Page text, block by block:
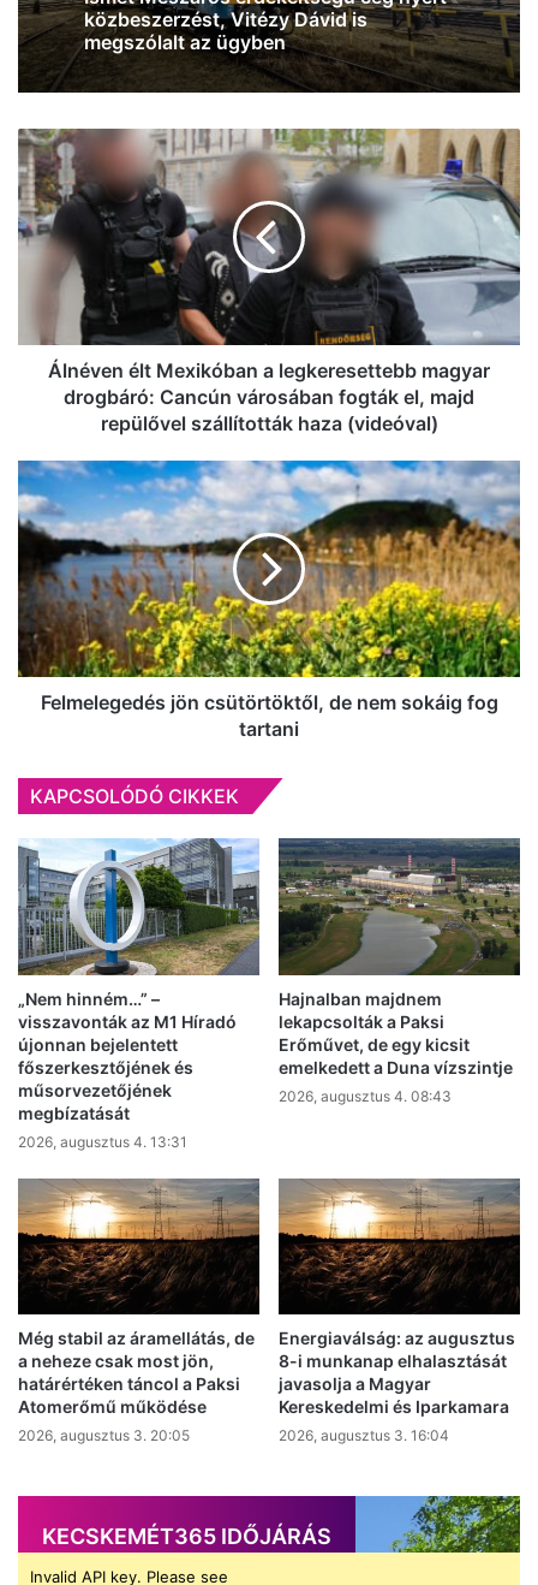
Ismét Mészáros érdekeltségű cég nyert
megszólalt az ügyben
Magyar Péter: három személy közül
választ szombaton köztársaságielnök-
Álnéven
élt
Mexikóban
a
legkeresettebb
magyar
drogbáró:
Cancún
városában
fogták
szállították
haza
(videóval)
Álnéven élt Mexikóban a legkeresettebb magyar
drogbáró: Cancún városában fogták el, majd
repülővel szállították haza (videóval)
Felmelegedés
jön
csütörtöktől,
nem
sokáig
fog
tartani
Felmelegedés jön csütörtöktől, de nem sokáig fog
tartani
KAPCSOLÓDÓ CIKKEK
„Nem hinném…” –
visszavonták az M1 Híradó
újonnan bejelentett
főszerkesztőjének és
műsorvezetőjének
megbízatását
2026, augusztus 4. 13:31
Hajnalban majdnem
lekapcsolták a Paksi
Erőművet, de egy kicsit
emelkedett a Duna vízszintje
2026, augusztus 4. 08:43
Még stabil az áramellátás, de
a neheze csak most jön,
határértéken táncol a Paksi
Atomerőmű működése
2026, augusztus 3. 20:05
Energiaválság: az augusztus
8-i munkanap elhalasztását
javasolja a Magyar
Kereskedelmi és Iparkamara
2026, augusztus 3. 16:04
KECSKEMÉT365 IDŐJÁRÁS
Invalid API key. Please see